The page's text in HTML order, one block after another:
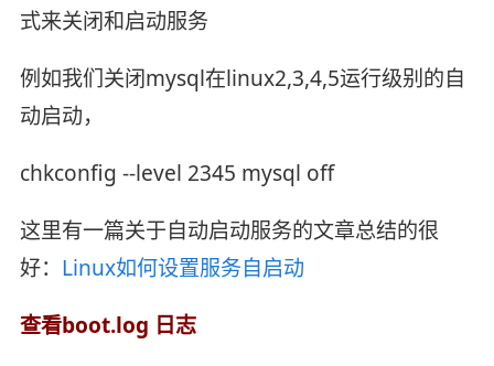
式来关闭和启动服务
例如我们关闭mysql在linux2,3,4,5运行级别的自
动启动，
chkconfig --level 2345 mysql off
这里有一篇关于自动启动服务的文章总结的很
好： Linux如何设置服务自启动
查看boot.log 日志